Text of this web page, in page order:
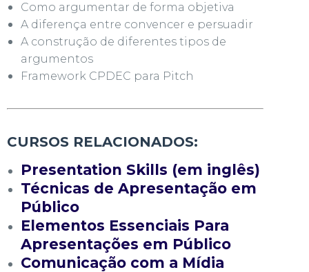
Como argumentar de forma objetiva
A diferença entre convencer e persuadir
A construção de diferentes tipos de
argumentos
Framework CPDEC para Pitch
CURSOS RELACIONADOS:
Presentation Skills (em inglês)
Técnicas de Apresentação em
Público
Elementos Essenciais Para
Apresentações em Público
Comunicação com a Mídia